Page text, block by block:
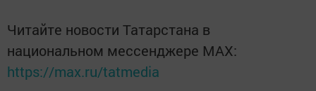
Читайте новости Татарстана в
национальном мессенджере MАХ:
https://max.ru/tatmedia